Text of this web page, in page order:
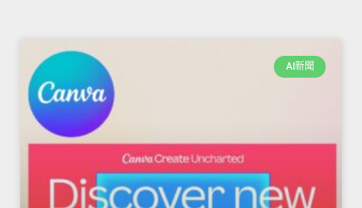
AI新聞